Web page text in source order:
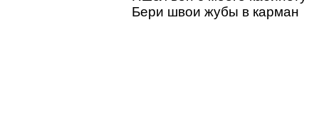
Бери швои жубы в карман